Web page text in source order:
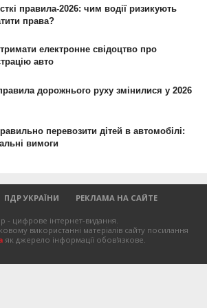
ПДР УКРАЇНИ РЕКЛАМА НА САЙТЕ
- цифрове інтернет-видання.
використанні матеріалів сайту посилання
як джерело інформації обов'язкове.